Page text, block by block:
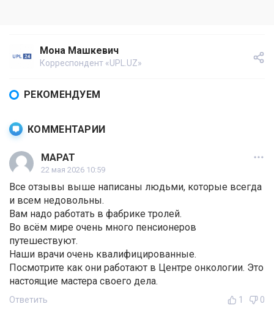
Мона Машкевич
Корреспондент «UPL.UZ»
РЕКОМЕНДУЕМ
КОММЕНТАРИИ
МАРАТ
22 мая 2026 10:59
Все отзывы выше написаны людьми, которые всегда
и всем недовольны.
Вам надо работать в фабрике тролей.
Во всём мире очень много пенсионеров
путешествуют.
Наши врачи очень квалифицированные.
Посмотрите как они работают в Центре онкологии. Это
настоящие мастера своего дела.
Ответить 1 0